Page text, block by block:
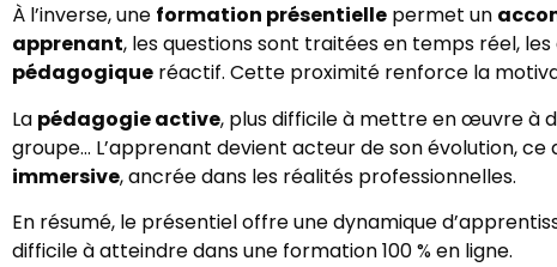
À l’inverse, une formation présentielle permet un
apprenant, les questions sont traitées en temps réel,
pédagogique réactif. Cette proximité renforce la
La pédagogie active, plus difficile à mettre en œuvre à
groupe… L’apprenant devient acteur de son évolution,
immersive, ancrée dans les réalités professionnelles.
En résumé, le présentiel offre une dynamique
difficile à atteindre dans une formation 100 % en ligne.